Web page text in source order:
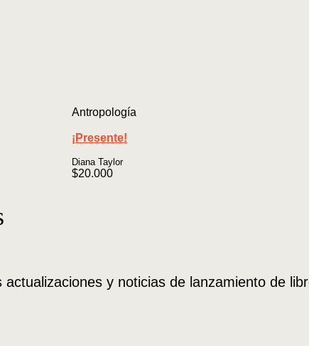
Antropología
¡Presente!
Diana Taylor
$20.000
y noticias de lanzamiento de